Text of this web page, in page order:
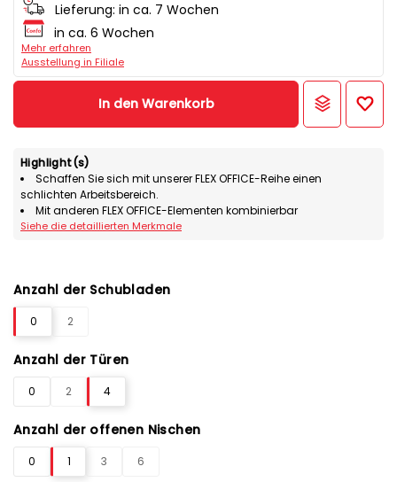
Lieferung: in ca. 7 Wochen
in ca. 6 Wochen
Mehr erfahren
Ausstellung in Filiale
In den Warenkorb
Highlight(s)
Schaffen Sie sich mit unserer FLEX OFFICE-Reihe einen
schlichten Arbeitsbereich.
Mit anderen FLEX OFFICE-Elementen kombinierbar
Siehe die detaillierten Merkmale
Anzahl der Schubladen
0 2
Anzahl der Türen
0 2 4
Anzahl der offenen Nischen
0 1 3 6